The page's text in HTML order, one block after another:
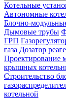
Котельные
Автономные
Блочно-
Дымовые трубы
ГРП
газа Дозатор
Проектирование
крышных
Строительство
котельной